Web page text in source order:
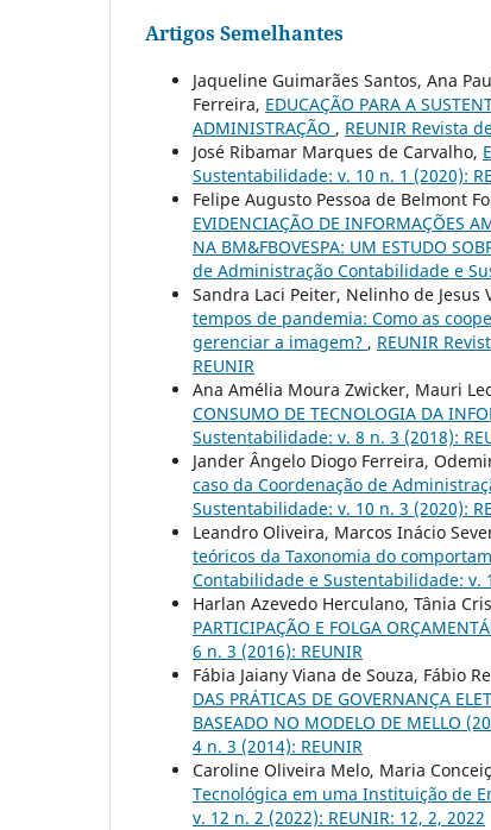
Artigos Semelhantes
Jaqueline Guimarães Santos, Ana
Ferreira, EDUCAÇÃO PARA A
ADMINISTRAÇÃO , REUNIR Revista
José Ribamar Marques de Carvalho,
Sustentabilidade: v. 10 n. 1 (2020):
Felipe Augusto Pessoa de Belmont
EVIDENCIAÇÃO DE INFORMAÇÕES
NA BM&FBOVESPA: UM ESTUDO
de Administração Contabilidade e
Sandra Laci Peiter, Nelinho de
tempos de pandemia: Como as
gerenciar a imagem? , REUNIR
REUNIR
Ana Amélia Moura Zwicker, Mauri
CONSUMO DE TECNOLOGIA DA
Sustentabilidade: v. 8 n. 3 (2018):
Jander Ângelo Diogo Ferreira,
caso da Coordenação de
Sustentabilidade: v. 10 n. 3 (2020):
Leandro Oliveira, Marcos Inácio
teóricos da Taxonomia do
Contabilidade e Sustentabilidade: v.
Harlan Azevedo Herculano, Tânia
PARTICIPAÇÃO E FOLGA
6 n. 3 (2016): REUNIR
Fábia Jaiany Viana de Souza, Fábio
DAS PRÁTICAS DE GOVERNANÇA
BASEADO NO MODELO DE MELLO
4 n. 3 (2014): REUNIR
Caroline Oliveira Melo, Maria
Tecnológica em uma Instituição de
v. 12 n. 2 (2022): REUNIR: 12, 2, 2022